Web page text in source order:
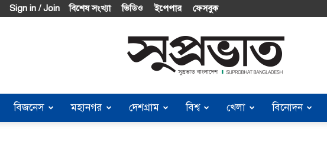
Sign in / Join বিশেষ সংখ্যা ভিডিও ইপেপার ফেসবুক
Suprobhat
বিজনেস মহানগর দেশগ্রাম বিশ্ব খেলা বিনোদন